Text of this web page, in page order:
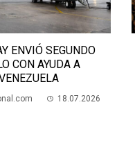
ENVIÓ SEGUNDO
CON AYUDA A
18.07.2026